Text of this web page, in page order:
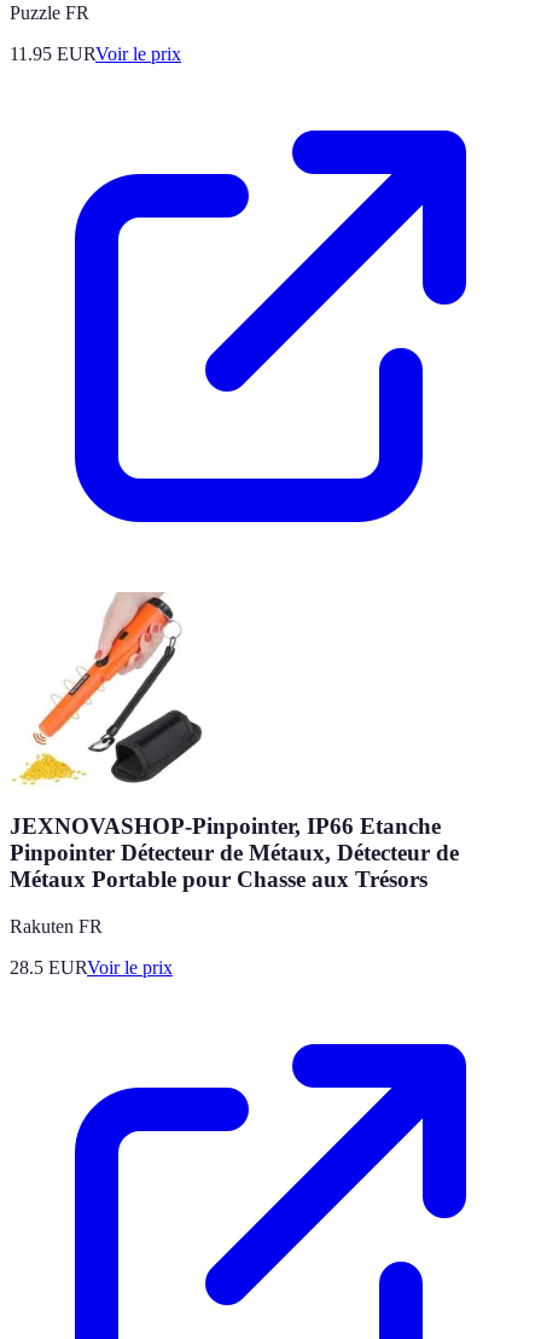
Puzzle FR
11.95 EURVoir le prix
JEXNOVASHOP-Pinpointer, IP66 Etanche
Pinpointer Détecteur de Métaux, Détecteur de
Métaux Portable pour Chasse aux Trésors
Rakuten FR
28.5 EURVoir le prix